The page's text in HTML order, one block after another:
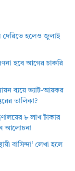
হলেও জুলাই
হবে আগের চাকরি
ব্যয়ে ভ্যাট-আয়কর
তালিকা?
৮ লাখ টাকার
আলোচনা
বাসিন্দা’ লেখা হলে